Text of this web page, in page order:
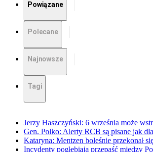
Powiązane
Polecane
Najnowsze
Tagi
Jerzy Haszczyński: 6 września może
Gen. Polko: Alerty RCB są pisane jak
Kataryna: Mentzen boleśnie przekonał
Incydenty pogłębiają przepaść między